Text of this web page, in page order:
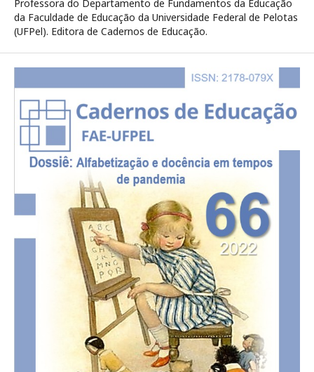
Professora do Departamento de Fundamentos da Educação
da Faculdade de Educação da Universidade Federal de Pelotas
(UFPel). Editora de Cadernos de Educação.